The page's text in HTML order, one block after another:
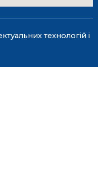
технологій і